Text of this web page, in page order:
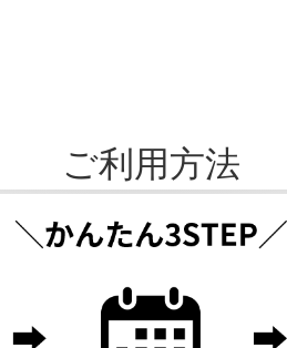
ご利用方法